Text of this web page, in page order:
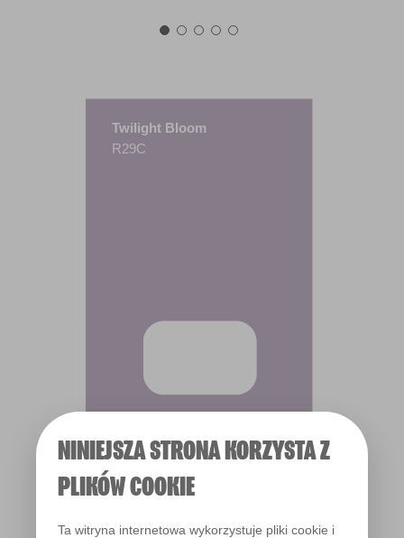
NINIEJSZA STRONA KORZYSTA Z
PLIKÓW COOKIE
Ta witryna internetowa wykorzystuje pliki cookie i
Twilight Bloom
R29C